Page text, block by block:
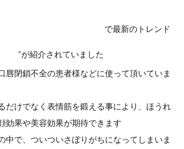
で最新のトレンド
”が紹介されていました
唇閉鎖不全の患者様などに使って頂いていま
だけでなく表情筋を鍛える事により、ほうれ
効果や美容効果が期待できます
中で、ついついさぼりがちになってしまいま